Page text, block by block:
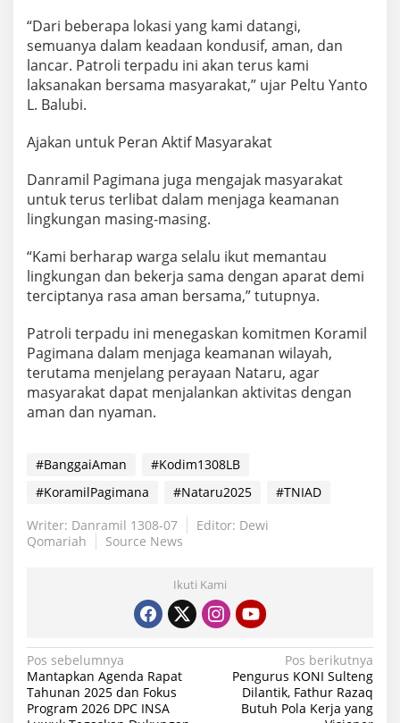
“Dari beberapa lokasi yang kami datangi,
semuanya dalam keadaan kondusif, aman, dan
lancar. Patroli terpadu ini akan terus kami
laksanakan bersama masyarakat,” ujar Peltu Yanto
L. Balubi.
Ajakan untuk Peran Aktif Masyarakat
Danramil Pagimana juga mengajak masyarakat
untuk terus terlibat dalam menjaga keamanan
lingkungan masing-masing.
“Kami berharap warga selalu ikut memantau
lingkungan dan bekerja sama dengan aparat demi
terciptanya rasa aman bersama,” tutupnya.
Patroli terpadu ini menegaskan komitmen Koramil
Pagimana dalam menjaga keamanan wilayah,
terutama menjelang perayaan Nataru, agar
masyarakat dapat menjalankan aktivitas dengan
aman dan nyaman.
#BanggaiAman
#Kodim1308LB
#KoramilPagimana
#Nataru2025
#TNIAD
Writer: Danramil 1308-07
Editor: Dewi
Qomariah
Source News
Ikuti Kami
Navigasi
pos
Pos sebelumnya
Mantapkan Agenda Rapat
Tahunan 2025 dan Fokus
Program 2026 DPC INSA
Pos berikutnya
Pengurus KONI Sulteng
Dilantik, Fathur Razaq
Butuh Pola Kerja yang